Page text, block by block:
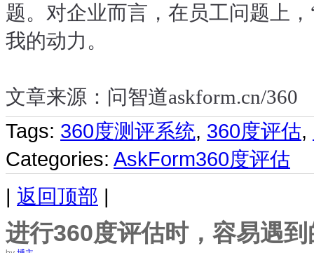
题。对企业而言，在员工问题上
我的动力。
文章来源：问智道askform.cn/360
Tags: 360度测评系统, 360度评估,
Categories: AskForm360度评估
| 返回顶部 |
进行360度评估时，容易遇